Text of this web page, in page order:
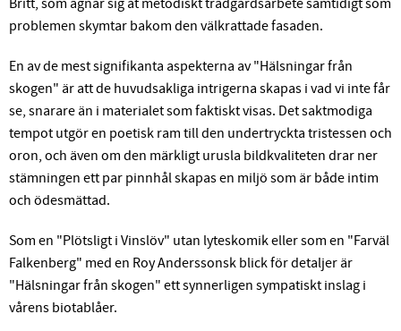
Britt, som ägnar sig åt metodiskt trädgårdsarbete samtidigt som
problemen skymtar bakom den välkrattade fasaden.
En av de mest signifikanta aspekterna av "Hälsningar från
skogen" är att de huvudsakliga intrigerna skapas i vad vi inte får
se, snarare än i materialet som faktiskt visas. Det saktmodiga
tempot utgör en poetisk ram till den undertryckta tristessen och
oron, och även om den märkligt urusla bildkvaliteten drar ner
stämningen ett par pinnhål skapas en miljö som är både intim
och ödesmättad.
Som en "Plötsligt i Vinslöv" utan lyteskomik eller som en "Farväl
Falkenberg" med en Roy Anderssonsk blick för detaljer är
"Hälsningar från skogen" ett synnerligen sympatiskt inslag i
vårens biotablåer.